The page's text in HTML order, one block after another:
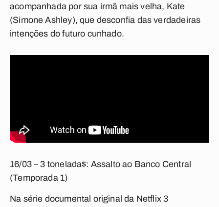
acompanhada por sua irmã mais velha, Kate
(Simone Ashley), que desconfia das verdadeiras
intenções do futuro cunhado.
16/03 – 3 tonelada$: Assalto ao Banco Central
(Temporada 1)
Na série documental original da Netflix 3